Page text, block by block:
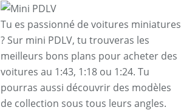
Tu es passionné de voitures miniatures
? Sur mini PDLV, tu trouveras les
meilleurs bons plans pour acheter des
voitures au 1:43, 1:18 ou 1:24. Tu
pourras aussi découvrir des modèles
de collection sous tous leurs angles.